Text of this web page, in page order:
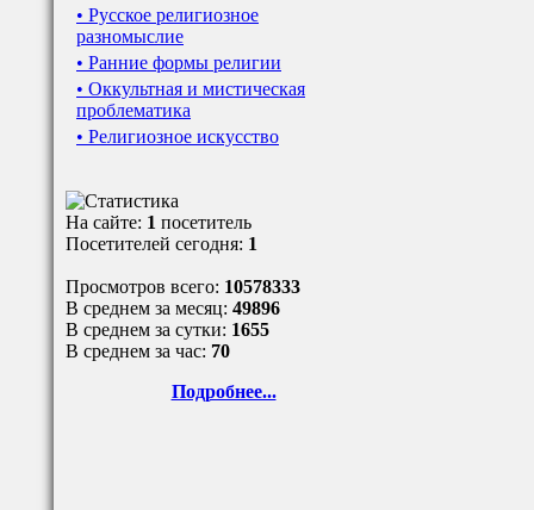
• Русское религиозное
разномыслие
• Ранние формы религии
• Оккультная и мистическая
проблематика
• Религиозное искусство
На сайте: 1 посетитель
Посетителей сегодня: 1
Просмотров всего: 10578333
В среднем за месяц: 49896
В среднем за сутки: 1655
В среднем за час: 70
Подробнее...